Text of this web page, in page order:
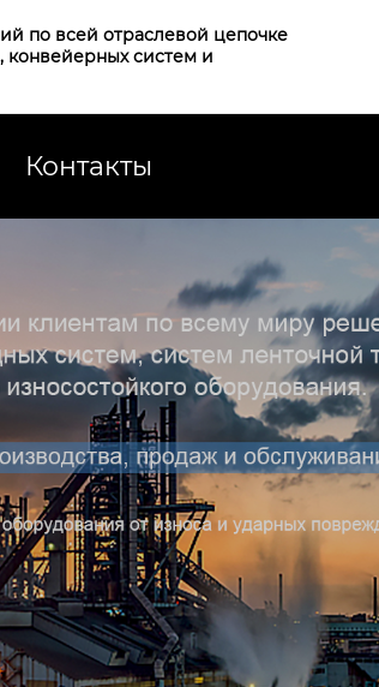
по всей отраслевой цепочке
конвейерных систем и
Контакты